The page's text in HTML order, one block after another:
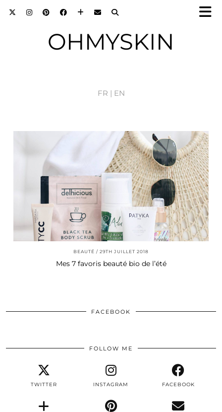
OHMYSKIN
FR | EN
BEAUTÉ 29TH JUILLET 2018
Mes 7 favoris beauté bio de l’été
FACEBOOK
FOLLOW ME
TWITTER INSTAGRAM FACEBOOK